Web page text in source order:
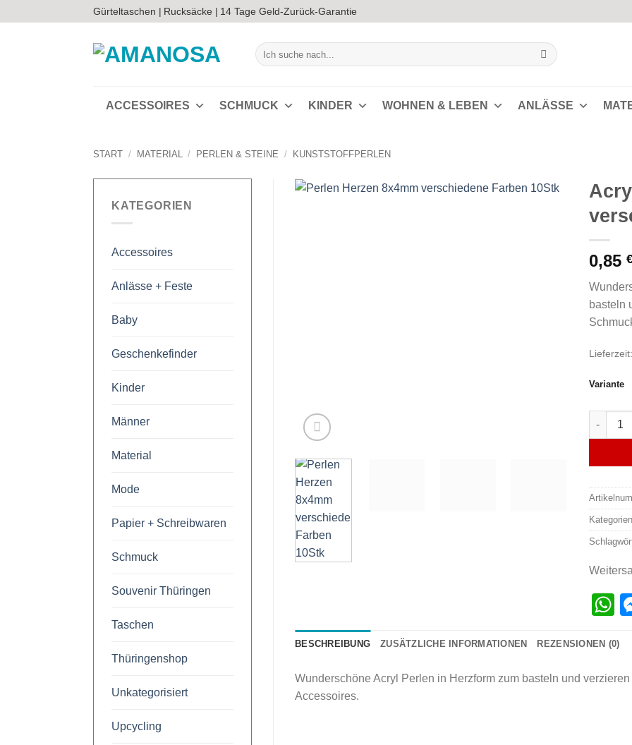
Inhalt
Gürteltaschen | Rucksäcke | 14 Tage Geld-Zurück-Garantie
Suchen
nach:
ACCESSOIRES SCHMUCK KINDER WOHNEN & LEBEN ANLÄSSE
START / MATERIAL / PERLEN & STEINE / KUNSTSTOFFPERLEN
KATEGORIEN
Accessoires
Anlässe + Feste
Baby
Geschenkefinder
Kinder
Männer
Material
Mode
Papier + Schreibwaren
Schmuck
Souvenir Thüringen
Taschen
Thüringenshop
Unkategorisiert
Upcycling
0,85
basteln
Lieferzeit:
Variante
Acryl
BESCHREIBUNG ZUSÄTZLICHE INFORMATIONEN REZENSIONEN (0)
Wunderschöne Acryl Perlen in Herzform zum basteln und
Accessoires.